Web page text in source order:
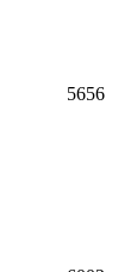
5656